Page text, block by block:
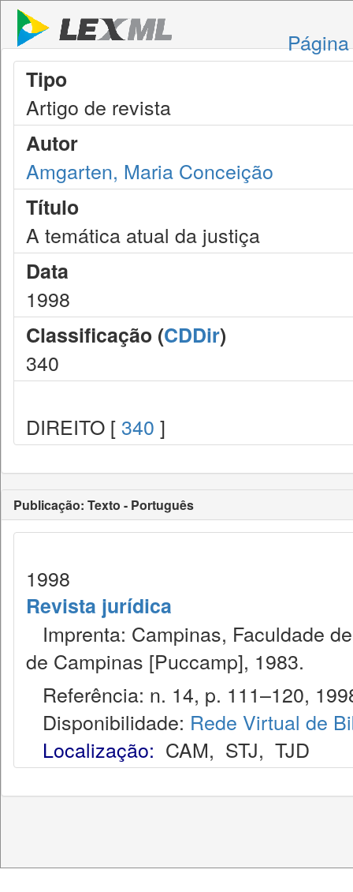
Tipo
Artigo de revista
Autor
Amgarten, Maria Conceição
Título
A temática atual da justiça
Data
1998
Classificação (CDDir)
340
DIREITO [ 340 ]
Publicação: Texto - Português
1998
Revista jurídica
Imprenta: Campinas, Faculdade
de Campinas [Puccamp], 1983.
Referência: n. 14, p. 111–120,
Disponibilidade: Rede Virtual de
Localização: CAM, STJ, TJD